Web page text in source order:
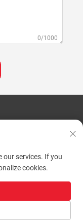
0/1000
Tech Material Technology
de Privacidade
our services. If you
cookies.